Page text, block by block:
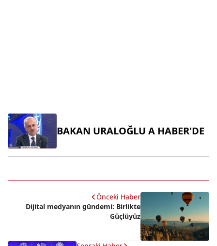
BAKAN URALOĞLU A HABER'DE
Önceki Haber
Dijital medyanın gündemi: Birlikte
Güçlüyüz